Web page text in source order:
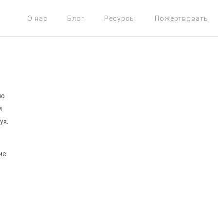
О нас Блог Ресурсы Пожертвовать